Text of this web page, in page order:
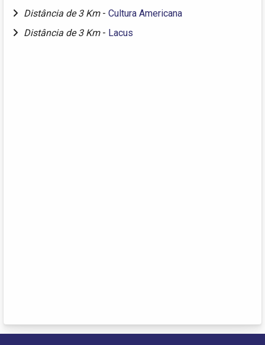
Distância de 3 Km - Cultura Americana
Distância de 3 Km - Lacus